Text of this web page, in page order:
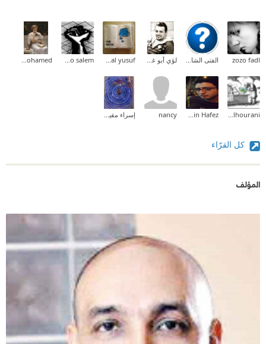
zozo fadl الفتى الشارد لؤي أبو غوش (Loai AbuGhoush) ebthal yusuf
abdo salem
Aliaa Mohamed
Asem Alhourani
Adel Hussein Hafez
nancy إسراء مقيدم
كل القرّاء
المؤلف